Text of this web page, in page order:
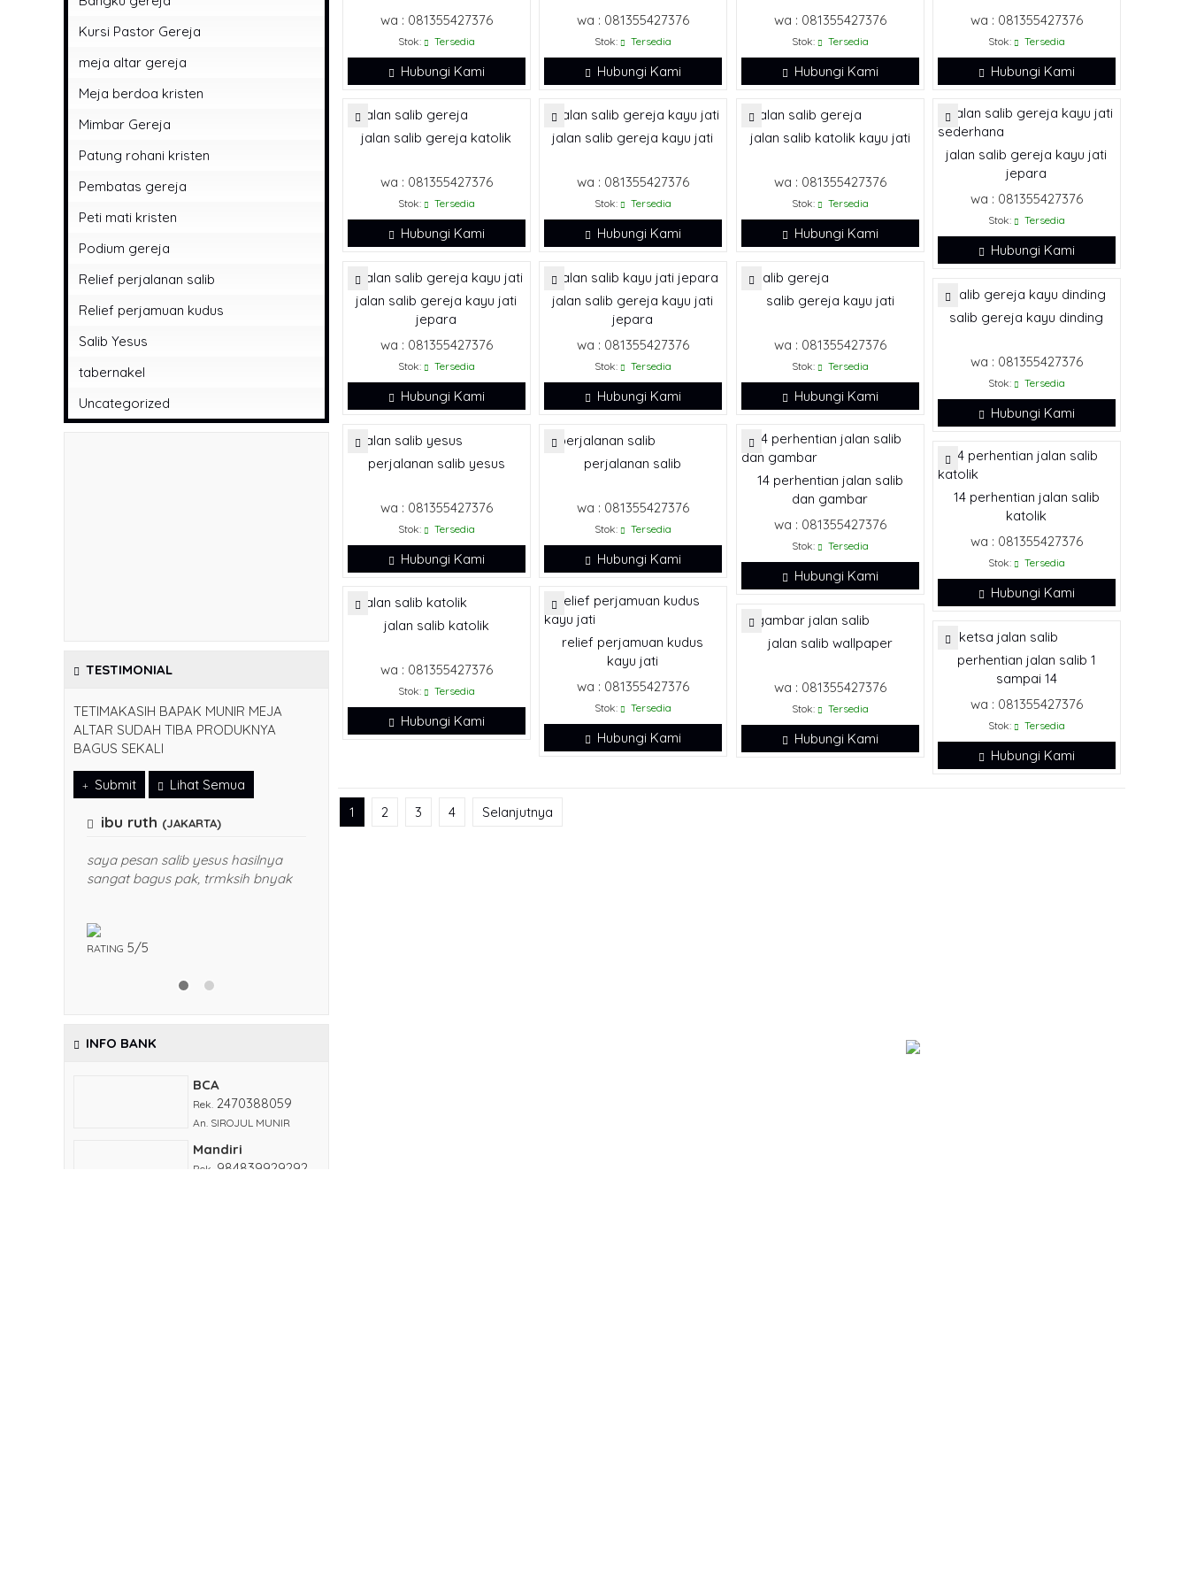
wa : 081355427376
Stok: Tersedia
Hubungi Kami
wa : 081355427376
Stok: Tersedia
Hubungi Kami
wa : 081355427376
Stok: Tersedia
Hubungi Kami
wa : 081355427376
Stok: Tersedia
Hubungi Kami
jalan salib gereja katolik
wa : 081355427376
Stok: Tersedia
Hubungi Kami
jalan salib gereja kayu jati
wa : 081355427376
Stok: Tersedia
Hubungi Kami
jalan salib katolik kayu jati
wa : 081355427376
Stok: Tersedia
Hubungi Kami
jalan salib gereja kayu jati
jepara
wa : 081355427376
Stok: Tersedia
Hubungi Kami
jalan salib gereja kayu jati
jepara
wa : 081355427376
Stok: Tersedia
Hubungi Kami
jalan salib gereja kayu jati
jepara
wa : 081355427376
Stok: Tersedia
Hubungi Kami
salib gereja kayu jati
wa : 081355427376
Stok: Tersedia
Hubungi Kami
salib gereja kayu dinding
wa : 081355427376
Stok: Tersedia
Hubungi Kami
perjalanan salib yesus
wa : 081355427376
Stok: Tersedia
Hubungi Kami
perjalanan salib
wa : 081355427376
Stok: Tersedia
Hubungi Kami
14 perhentian jalan salib
dan gambar
wa : 081355427376
Stok: Tersedia
Hubungi Kami
14 perhentian jalan salib
katolik
wa : 081355427376
Stok: Tersedia
Hubungi Kami
jalan salib katolik
wa : 081355427376
Stok: Tersedia
Hubungi Kami
relief perjamuan kudus
kayu jati
wa : 081355427376
Stok: Tersedia
Hubungi Kami
jalan salib wallpaper
wa : 081355427376
Stok: Tersedia
Hubungi Kami
perhentian jalan salib 1
sampai 14
wa : 081355427376
Stok: Tersedia
Hubungi Kami
1 2 3 4 Selanjutnya
Kursi Pastor Gereja
meja altar gereja
Meja berdoa kristen
Mimbar Gereja
Patung rohani kristen
Pembatas gereja
Peti mati kristen
Podium gereja
Relief perjalanan salib
Relief perjamuan kudus
Salib Yesus
tabernakel
Uncategorized
TESTIMONIAL
TETIMAKASIH BAPAK MUNIR MEJA
ALTAR SUDAH TIBA PRODUKNYA
BAGUS SEKALI
Submit Lihat Semua
IBU FITRI(JAKARTA)
produknya bagus, finising bgus
trmksih bnyak ya pak
RATING5/5
INFO BANK
BCA
Rek. 2470388059
An. SIROJUL MUNIR
Mandiri
Rek. 984839929292